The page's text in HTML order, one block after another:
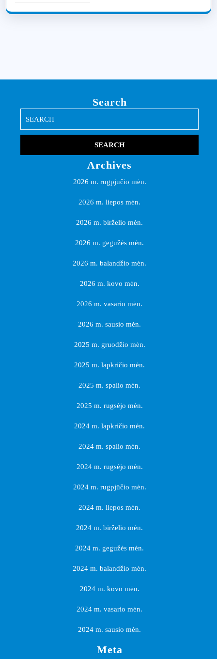
Search
for:
Archives
2026 m. rugpjūčio mėn.
2026 m. liepos mėn.
2026 m. birželio mėn.
2026 m. gegužės mėn.
2026 m. balandžio mėn.
2026 m. kovo mėn.
2026 m. vasario mėn.
2026 m. sausio mėn.
2025 m. gruodžio mėn.
2025 m. lapkričio mėn.
2025 m. spalio mėn.
2025 m. rugsėjo mėn.
2024 m. lapkričio mėn.
2024 m. spalio mėn.
2024 m. rugsėjo mėn.
2024 m. rugpjūčio mėn.
2024 m. liepos mėn.
2024 m. birželio mėn.
2024 m. gegužės mėn.
2024 m. balandžio mėn.
2024 m. kovo mėn.
2024 m. vasario mėn.
2024 m. sausio mėn.
Meta